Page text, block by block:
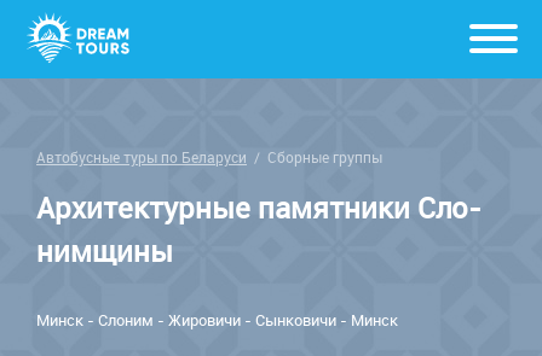
Автобусные туры по Беларуси / Сборные группы
Архитектурные па­мят­ни­ки Сло­
ним­щи­ны
Минск - Сло­ним - Жи­ро­ви­чи - Сын­ко­ви­чи - Минск